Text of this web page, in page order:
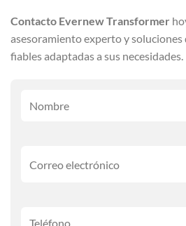
Contacto Evernew Transformer
asesoramiento experto y
fiables adaptadas a sus necesidades.